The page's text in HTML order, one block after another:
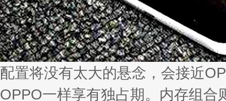
配置将没有太大的悬念，会接近
OPPO一样享有独占期。内存组